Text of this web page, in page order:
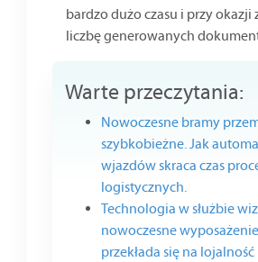
bardzo dużo czasu i przy okazji
liczbę generowanych
Warte przeczytania:
Nowoczesne bramy
szybkobieżne. Jak
wjazdów skraca czas
logistycznych.
Technologia w służbie
nowoczesne
przekłada się na